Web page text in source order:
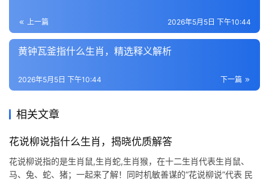
上一篇 2026年5月5日 下午10:44
黄钟瓦釜指什么生肖，精选释义解析
下一篇
2026年5月5日 下午10:44
相关文章
花说柳说指什么生肖，揭晓优质解答
花说柳说指的是生肖鼠,生肖蛇,生肖猴，在十二生肖代表生肖鼠、
马、兔、蛇、猪；一起来了解！同时机敏善谋的“花说柳说”代表 民